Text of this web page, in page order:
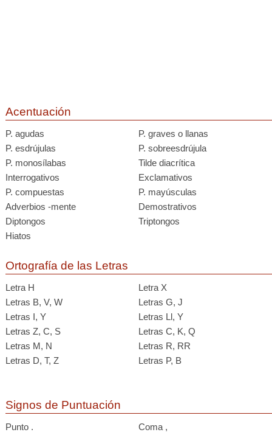
Acentuación
P. agudas
P. graves o llanas
P. esdrújulas
P. sobreesdrújula
P. monosílabas
Tilde diacrítica
Interrogativos
Exclamativos
P. compuestas
P. mayúsculas
Adverbios -mente
Demostrativos
Diptongos
Triptongos
Hiatos
Ortografía de las Letras
Letra H
Letra X
Letras B, V, W
Letras G, J
Letras I, Y
Letras Ll, Y
Letras Z, C, S
Letras C, K, Q
Letras M, N
Letras R, RR
Letras D, T, Z
Letras P, B
Signos de Puntuación
Punto .
Coma ,